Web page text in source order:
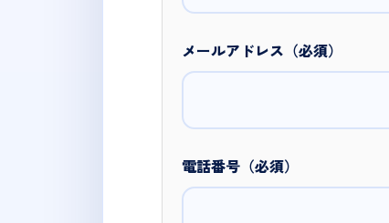
メールアドレス（必須）
電話番号（必須）